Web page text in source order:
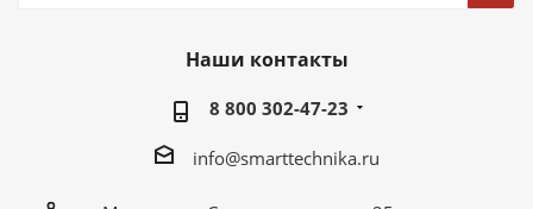
Наши контакты
8 800 302-47-23
info@smarttechnika.ru